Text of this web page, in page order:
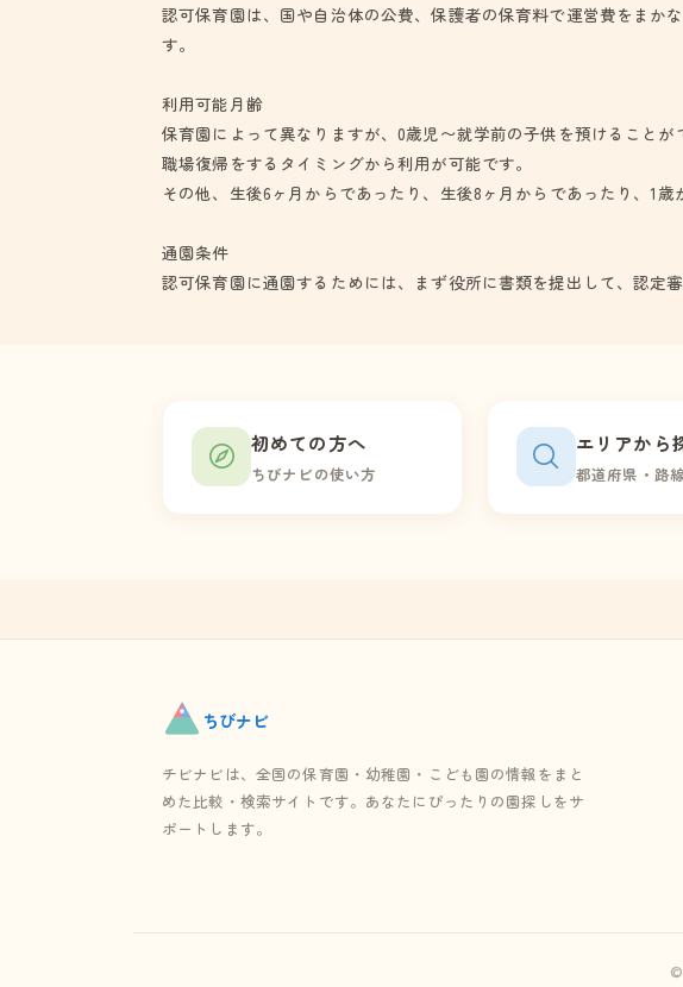
認可保育園は、国や自治体の公費、保護者の保育料で運営費をまか
す。
利用可能月齢
保育園によって異なりますが、0歳児〜就学前の子供を預けること
職場復帰をするタイミングから利用が可能です。
その他、生後6ヶ月からであったり、生後8ヶ月からであったり、1
通園条件
認可保育園に通園するためには、まず役所に書類を提出して、認定
初めての方へ
ちびナビの使い方
エリアから
都道府県・路
ちびナビ
チビナビは、全国の保育園・幼稚園・こども園の情報をまと
めた比較・検索サイトです。あなたにぴったりの園探しをサ
ポートします。